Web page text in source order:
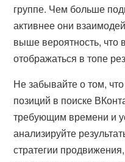
группе. Чем больше
активнее они
выше вероятность, что
отображаться в топе
Не забывайте о том,
позиций в поиске
требующим времени и
анализируйте
стратегии